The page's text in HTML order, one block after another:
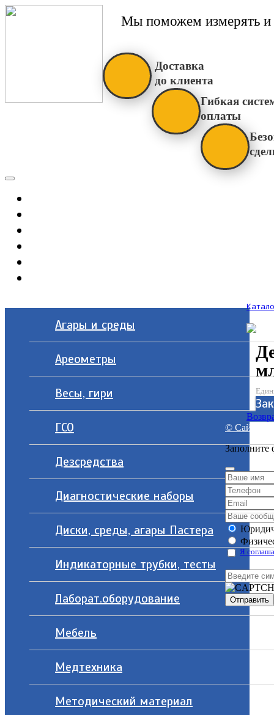
Мы поможем измерять и
Доставка
до клиента
Гибкая
оплаты
Агары и среды
Ареометры
Весы, гири
ГСО
Дезсредства
Диагностические наборы
Диски, среды, агары Пастера
Индикаторные трубки, тесты
Лаборат.оборудование
Мебель
Медтехника
Методический материал
© Сайт
Заполните
Я